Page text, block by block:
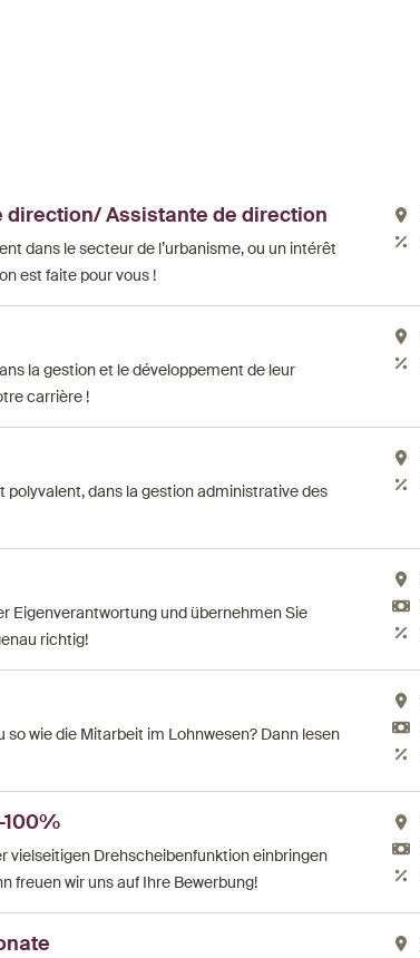
direction/ Assistante de direction
dans le secteur de l’urbanisme, ou un intérêt
est faite pour vous !
la gestion et le développement de leur
carrière !
polyvalent, dans la gestion administrative des
Eigenverantwortung und übernehmen Sie
richtig!
wie die Mitarbeit im Lohnwesen? Dann lesen
vielseitigen Drehscheibenfunktion einbringen
freuen wir uns auf Ihre Bewerbung!